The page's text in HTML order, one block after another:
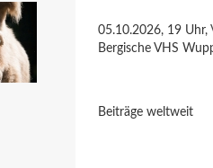
05.10.2026, 19 Uhr,
Bergische VHS
Beiträge weltweit